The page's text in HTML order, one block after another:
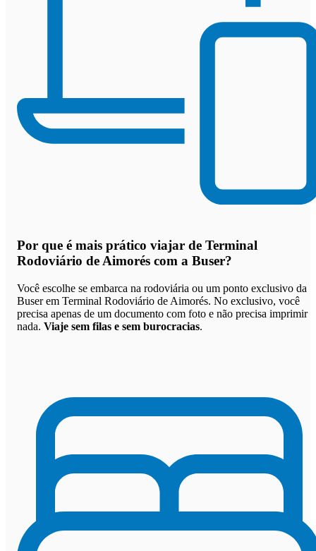
Por que é mais prático viajar de Terminal
Rodoviário de Aimorés com a Buser?
Você escolhe se embarca na rodoviária ou um ponto exclusivo da
Buser em Terminal Rodoviário de Aimorés. No exclusivo, você
precisa apenas de um documento com foto e não precisa imprimir
nada. Viaje sem filas e sem burocracias.